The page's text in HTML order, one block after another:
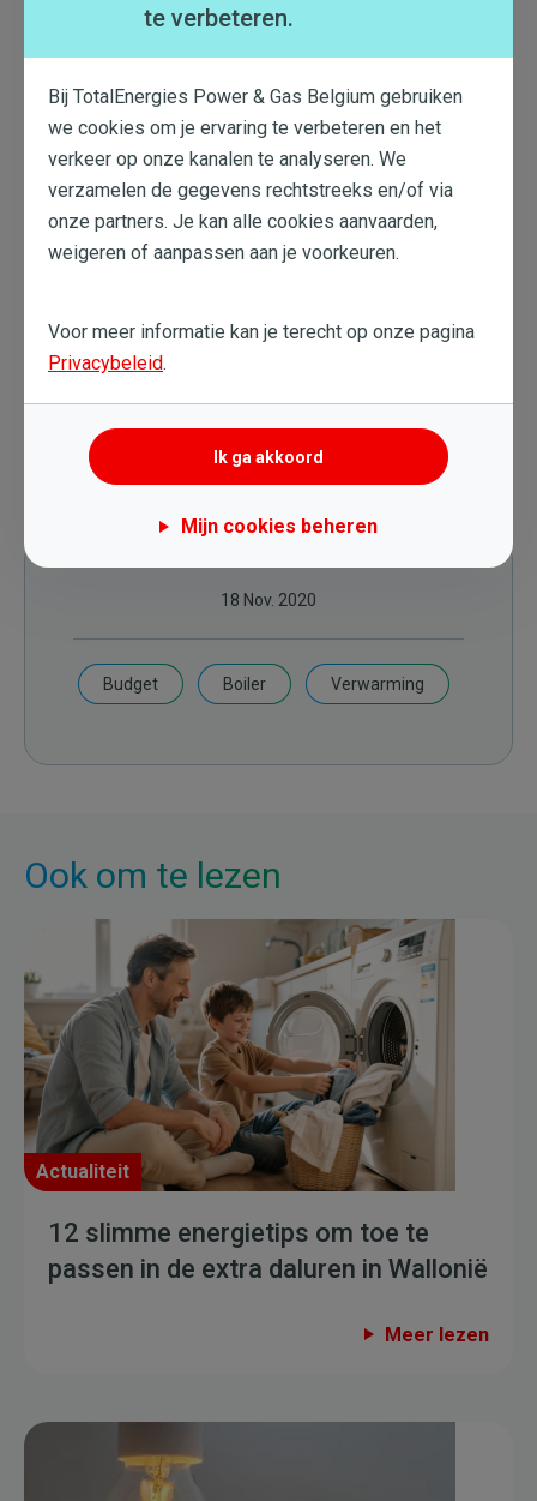
stooktoestel op gas moet 2-jaarlijks gebeuren.
Het milieu: Een goed beheer van energieverbruik
zorgt voor minder vervuiling.
Redenen genoeg om jouw ketelonderhoud niet uit te
stellen!
Wat te onthouden
12% minder energie
Ketelonderhoud is wettelijk verplicht
18 Nov. 2020
Budget Boiler Verwarming
Ook om te lezen
Actualiteit
12 slimme energietips om toe te
passen in de extra daluren in Wallonië
Meer lezen
te verbeteren.
Bij TotalEnergies Power & Gas Belgium gebruiken
we cookies om je ervaring te verbeteren en het
verkeer op onze kanalen te analyseren. We
verzamelen de gegevens rechtstreeks en/of via
onze partners. Je kan alle cookies aanvaarden,
weigeren of aanpassen aan je voorkeuren.
Voor meer informatie kan je terecht op onze pagina
Privacybeleid.
Ik ga akkoord
Mijn cookies beheren